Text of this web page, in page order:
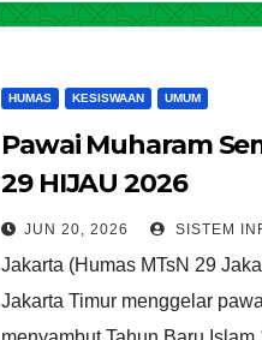
HUMAS KESISWAAN UMUM
Pawai Muharam
29 HIJAU 2026
JUN 20, 2026 SISTEM
Jakarta (Humas MTsN 29
Jakarta Timur menggelar